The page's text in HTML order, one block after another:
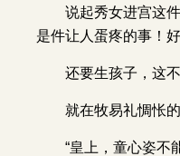
说起秀女进宫这
是件让人蛋疼的事！
还要生孩子，这
就在牧易礼惆怅
“皇上，童心姿不